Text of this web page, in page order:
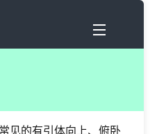
见的有引体向上、俯卧